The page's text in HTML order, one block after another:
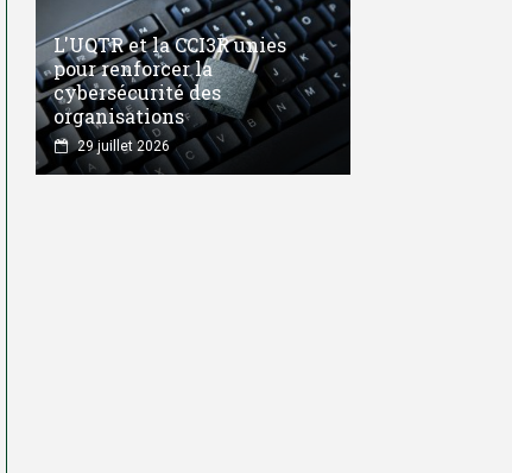
L'UQTR et la CCI3R unies
pour renforcer la
cybersécurité des
organisations
29 juillet 2026